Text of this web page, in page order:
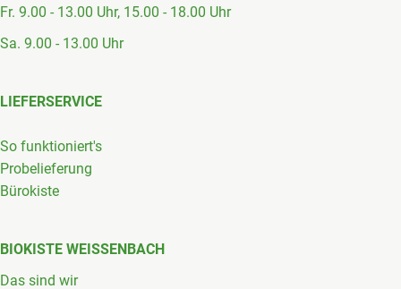
Fr. 9.00 - 13.00 Uhr, 15.00 - 18.00 Uhr
Sa. 9.00 - 13.00 Uhr
LIEFERSERVICE
So funktioniert's
Probelieferung
Bürokiste
BIOKISTE WEISSENBACH
Das sind wir